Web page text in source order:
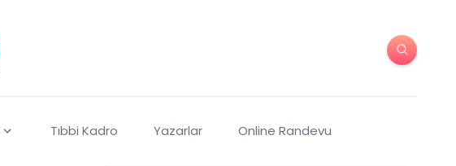
Tıbbi Kadro Yazarlar Online Randevu